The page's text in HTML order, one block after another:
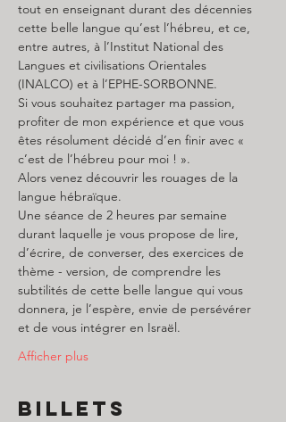
tout en enseignant durant des décennies
cette belle langue qu’est l’hébreu, et ce,
entre autres, à l’Institut National des
Langues et civilisations Orientales
(INALCO) et à l’EPHE-SORBONNE.
Si vous souhaitez partager ma passion,
profiter de mon expérience et que vous
êtes résolument décidé d’en finir avec «
c’est de l’hébreu pour moi ! ».
Alors venez découvrir les rouages de la
langue hébraïque.
Une séance de 2 heures par semaine
durant laquelle je vous propose de lire,
d’écrire, de converser, des exercices de
thème - version, de comprendre les
subtilités de cette belle langue qui vous
donnera, je l’espère, envie de persévérer
et de vous intégrer en Israël.
Afficher plus
Billets